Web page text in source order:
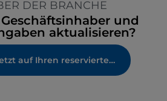
DER BRANCHE
und
aktualisieren?
Greifen Sie jetzt auf Ihren reservierten Bereich zu